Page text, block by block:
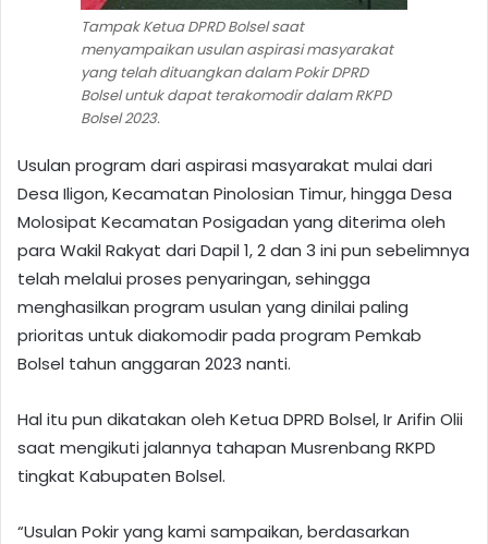
Tampak Ketua DPRD Bolsel saat
menyampaikan usulan aspirasi masyarakat
yang telah dituangkan dalam Pokir DPRD
Bolsel untuk dapat terakomodir dalam RKPD
Bolsel 2023.
Usulan program dari aspirasi masyarakat mulai dari
Desa Iligon, Kecamatan Pinolosian Timur, hingga Desa
Molosipat Kecamatan Posigadan yang diterima oleh
para Wakil Rakyat dari Dapil 1, 2 dan 3 ini pun sebelimnya
telah melalui proses penyaringan, sehingga
menghasilkan program usulan yang dinilai paling
prioritas untuk diakomodir pada program Pemkab
Bolsel tahun anggaran 2023 nanti.
Hal itu pun dikatakan oleh Ketua DPRD Bolsel, Ir Arifin Olii
saat mengikuti jalannya tahapan Musrenbang RKPD
tingkat Kabupaten Bolsel.
“Usulan Pokir yang kami sampaikan, berdasarkan